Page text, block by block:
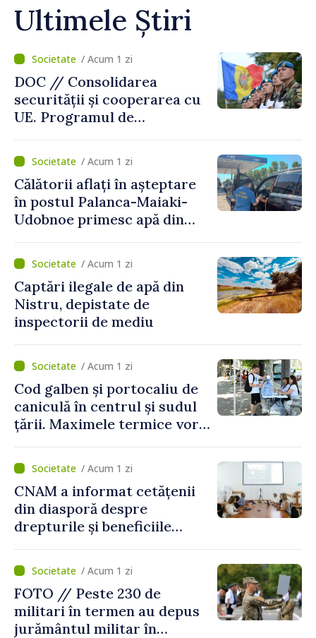
Ultimele Știri
/ Acum 1 zi
DOC // Consolidarea
securității și cooperarea cu
UE. Programul de
Naționale de Apărare pentru
perioada 2024–2034,
publicat în Monitorul Oficial
/ Acum 1 zi
Călătorii aflați în așteptare
în postul Palanca-Maiaki-
Udobnoe primesc apă din
și a polițiștilor de frontieră
/ Acum 1 zi
Captări ilegale de apă din
Nistru, depistate de
inspectorii de mediu
/ Acum 1 zi
Cod galben și portocaliu de
caniculă în centrul și sudul
țării. Maximele termice vor
/ Acum 1 zi
CNAM a informat cetățenii
din diasporă despre
drepturile și beneficiile
/ Acum 1 zi
FOTO // Peste 230 de
militari în termen au depus
jurământul militar în